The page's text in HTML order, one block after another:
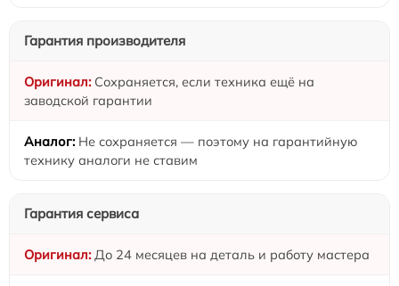
Гарантия производителя
Сохраняется, если техника ещё на
заводской гарантии
Не сохраняется — поэтому на гарантийную
технику аналоги не ставим
Гарантия сервиса
До 24 месяцев на деталь и работу мастера